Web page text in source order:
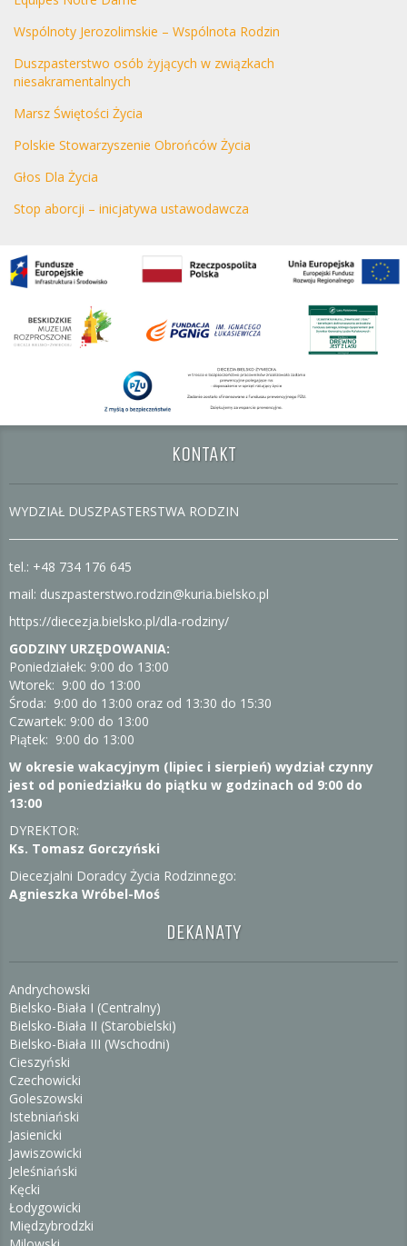
Wspólnoty Jerozolimskie – Wspólnota Rodzin
Duszpasterstwo osób żyjących w związkach
niesakramentalnych
Marsz Świętości Życia
Polskie Stowarzyszenie Obrońców Życia
Głos Dla Życia
Stop aborcji – inicjatywa ustawodawcza
KONTAKT
WYDZIAŁ DUSZPASTERSTWA RODZIN
tel.: +48 734 176 645
mail: duszpasterstwo.rodzin@kuria.bielsko.pl
https://diecezja.bielsko.pl/dla-rodziny/
GODZINY URZĘDOWANIA:
Poniedziałek: 9:00 do 13:00
Wtorek: 9:00 do 13:00
Środa: 9:00 do 13:00 oraz od 13:30 do 15:30
Czwartek: 9:00 do 13:00
Piątek: 9:00 do 13:00
W okresie wakacyjnym (lipiec i sierpień) wydział czynny
jest od poniedziałku do piątku w godzinach od 9:00 do
13:00
DYREKTOR:
Ks. Tomasz Gorczyński
Diecezjalni Doradcy Życia Rodzinnego:
Agnieszka Wróbel-Moś
DEKANATY
Andrychowski
Bielsko-Biała I (Centralny)
Bielsko-Biała II (Starobielski)
Bielsko-Biała III (Wschodni)
Cieszyński
Czechowicki
Goleszowski
Istebniański
Jasienicki
Jawiszowicki
Jeleśniański
Kęcki
Łodygowicki
Międzybrodzki